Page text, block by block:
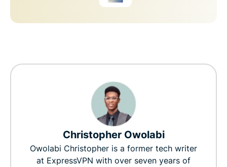
Christopher Owolabi
Owolabi Christopher is a former tech writer
at ExpressVPN with over seven years of